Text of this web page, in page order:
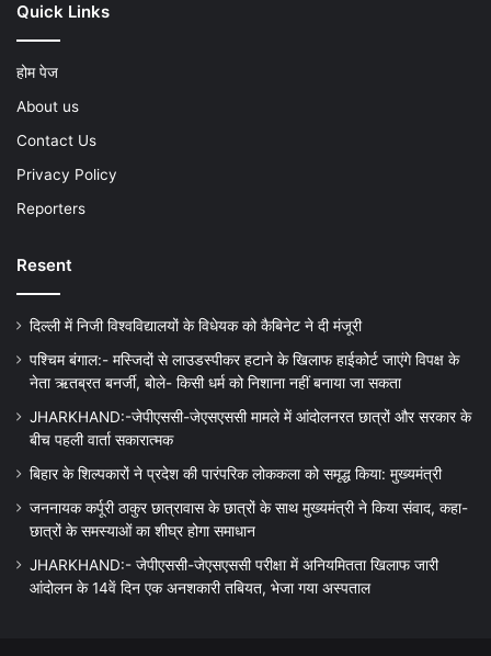
Quick Links
होम पेज
About us
Contact Us
Privacy Policy
Reporters
Resent
दिल्ली में निजी विश्वविद्यालयों के विधेयक को कैबिनेट ने दी मंजूरी
पश्चिम बंगाल:- मस्जिदों से लाउडस्पीकर हटाने के खिलाफ हाईकोर्ट जाएंगे विपक्ष के
नेता ऋतब्रत बनर्जी, बोले- किसी धर्म को निशाना नहीं बनाया जा सकता
JHARKHAND:-जेपीएससी-जेएसएससी मामले में आंदोलनरत छात्रों और सरकार के
बीच पहली वार्ता सकारात्मक
बिहार के शिल्पकारों ने प्रदेश की पारंपरिक लोककला को समृद्ध किया: मुख्यमंत्री
जननायक कर्पूरी ठाकुर छात्रावास के छात्रों के साथ मुख्यमंत्री ने किया संवाद, कहा-
छात्रों के समस्याओं का शीघ्र होगा समाधान
JHARKHAND:- जेपीएससी-जेएसएससी परीक्षा में अनियमितता खिलाफ जारी
आंदोलन के 14वें दिन एक अनशकारी तबियत, भेजा गया अस्पताल